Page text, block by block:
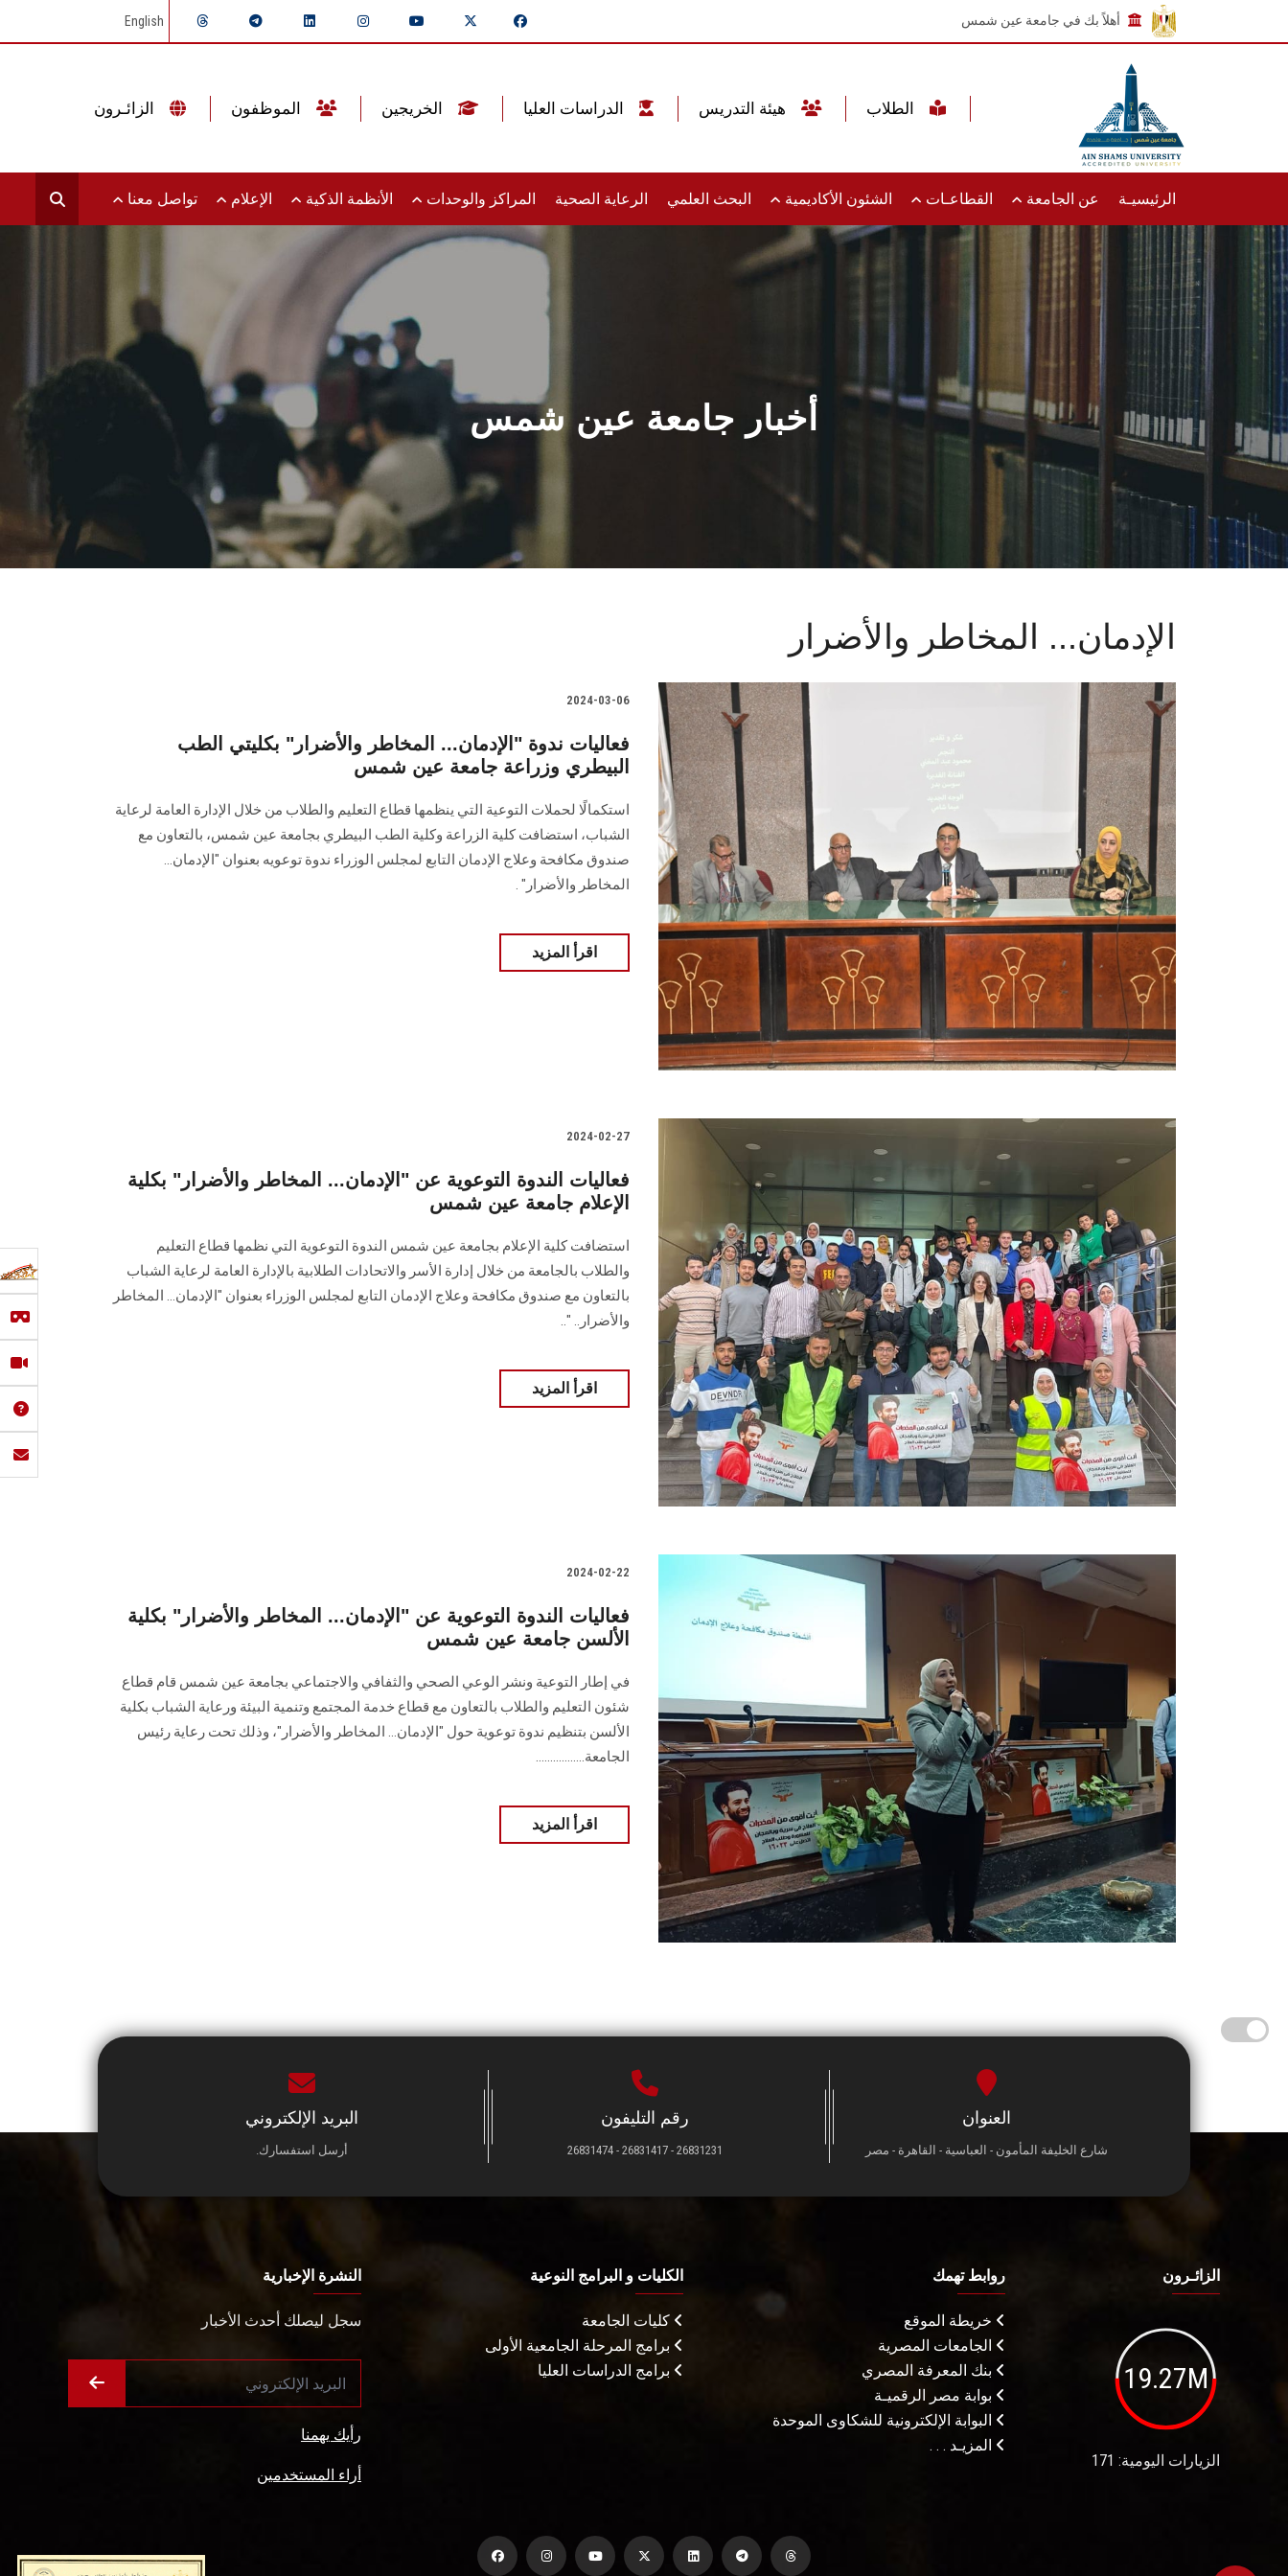
أهلاً بك في جامعة عين شمس English
الرئيسيـة عن الجامعة القطاعـات الشئون الأكاديمية البحث العلمي الرعاية الصحية المراكز والوحدات الأنظمة الذكية الإعلام تواصل معنا
أخبار جامعة عين شمس
الإدمان... المخاطر والأضرار
2024-03-06
فعاليات ندوة "الإدمان... المخاطر والأضرار" بكليتي الطب
البيطري وزراعة جامعة عين شمس
استكمالًا لحملات التوعية التي ينظمها قطاع التعليم والطلاب من خلال الإدارة العامة لرعاية
‏الشباب، استضافت كلية الزراعة وكلية الطب البيطري بجامعة عين شمس، بالتعاون مع
صندوق ‏مكافحة وعلاج الإدمان التابع لمجلس الوزراء ندوة توعويه بعنوان "الإدمان...
المخاطر ‏والأضرار‎"‎ .
اقرأ المزيد
2024-02-27
فعاليات الندوة التوعوية عن "الإدمان... المخاطر والأضرار" بكلية
الإعلام جامعة عين شمس
استضافت كلية الإعلام بجامعة عين شمس الندوة التوعوية التي نظمها قطاع التعليم
والطلاب ‏بالجامعة من خلال إدارة الأسر والاتحادات الطلابية بالإدارة العامة لرعاية الشباب
بالتعاون مع ‏صندوق مكافحة وعلاج الإدمان التابع لمجلس الوزراء بعنوان "الإدمان... المخاطر
والأضرار‎" ..‎..
اقرأ المزيد
2024-02-22
فعاليات الندوة التوعوية عن "الإدمان... المخاطر والأضرار" بكلية
الألسن جامعة عين شمس
في إطار التوعية ونشر الوعي الصحي والثفافي والاجتماعي بجامعة عين شمس قام قطاع
شئون التعليم والطلاب بالتعاون مع قطاع خدمة المجتمع وتنمية البيئة ورعاية الشباب بكلية
الألسن بتنظيم ندوة توعوية حول "الإدمان... المخاطر والأضرار"، وذلك تحت رعاية رئيس
الجامعة.................
اقرأ المزيد
العنوان
شارع الخليفة المأمون - العباسية - القاهرة - مصر
رقم التليفون
26831231 - 26831417 - 26831474
البريد الإلكتروني
أرسل استفسارك.
الزائـرون
19.27M
الزيارات اليومية: 171
روابط تهمك
خريطة الموقع
الجامعات المصرية
بنك المعرفة المصري
بوابة مصر الرقميـة
البوابة الإلكترونية للشكاوى الموحدة
المزيـد . . .
الكليات و البرامج النوعية
كليات الجامعة
برامج المرحلة الجامعية الأولى
برامج الدراسات العليا
النشرة الإخبارية
سجل ليصلك أحدث الأخبار
رأيك يهمنا
أراء المستخدمين